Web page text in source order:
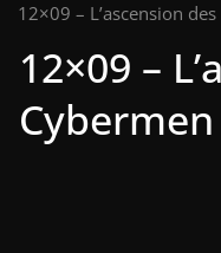
12×09 – L’ascension
12×09 –
Cybermen